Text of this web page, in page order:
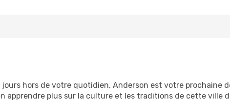
hors de votre quotidien, Anderson est votre prochaine
apprendre plus sur la culture et les traditions de cette ville